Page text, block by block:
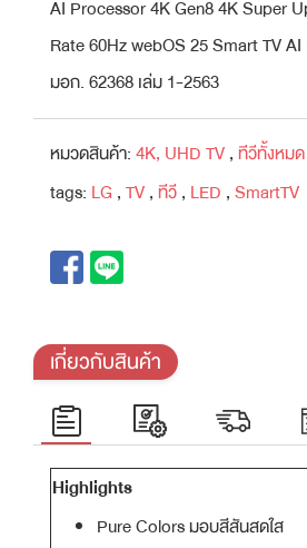
AI Processor 4K Gen8 4K Super
Rate 60Hz webOS 25 Smart TV
มอก. 62368 เล่ม 1-2563
หมวดสินค้า:4K, UHD TV, ทีวีทั้งหมด
tags: LG ,TV, ทีวี, LED ,SmartTV
เกี่ยวกับสินค้า
Highlights
Pure Colors มอบสีสันสดใส